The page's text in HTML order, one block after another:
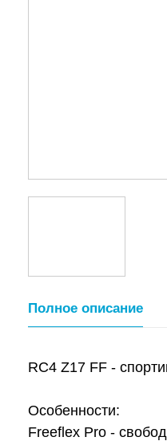
Полное описание
RC4 Z17 FF -
Особенности:
Freeflex Pro -